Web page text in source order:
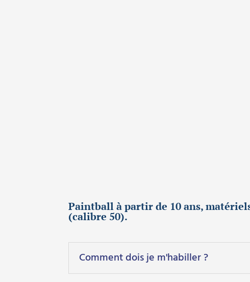
Paintball à partir de 10 ans,
(calibre 50).
Comment dois je m'habiller ?